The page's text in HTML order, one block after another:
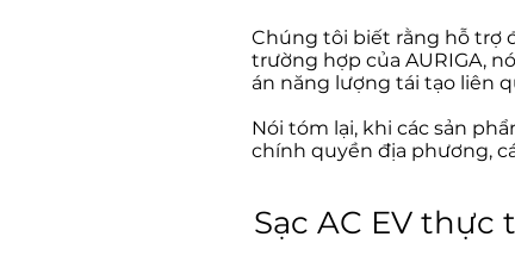
Chúng tôi biết rằng hỗ trợ
trường hợp của AURIGA,
án năng lượng tái tạo liên
Nói tóm lại, khi các sản
chính quyền địa phương,
Sạc AC EV thực